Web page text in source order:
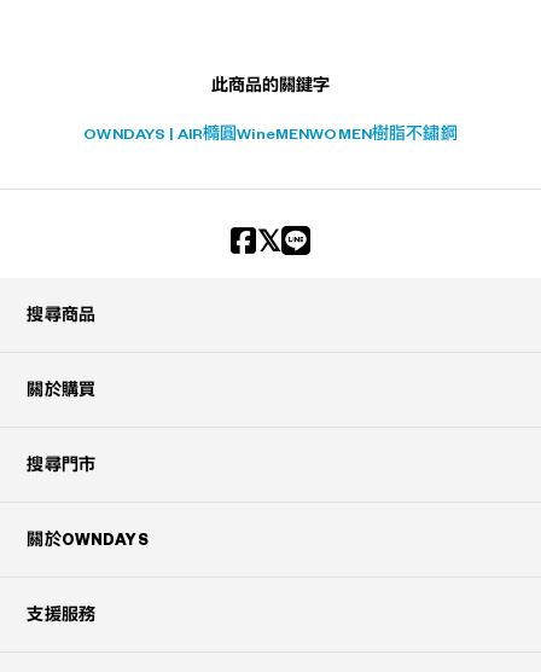
此商品的關鍵字
OWNDAYS | AIR橢圓WineMENWOMEN樹脂不鏽鋼
+¥0
搜尋商品
關於購買
搜尋門市
關於OWNDAYS
支援服務